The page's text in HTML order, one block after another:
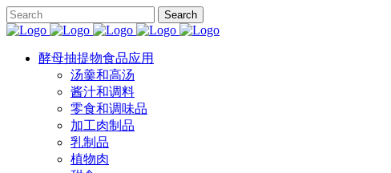
酵母抽提物食品应用
汤羹和高汤
酱汁和调料
零食和调味品
加工肉制品
乳制品
植物肉